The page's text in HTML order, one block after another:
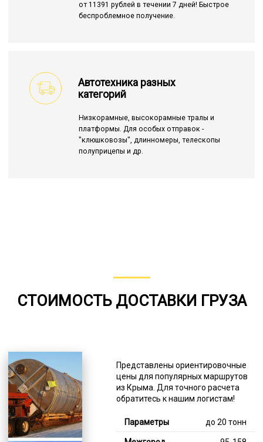
от 11391 рублей в течении 7 дней! Быстрое
беспроблемное получение.
Автотехника разных
категорий
Низкорамные, высокорамные тралы и
платформы. Для особых отправок -
"клюшковозы", длинномеры, телескопы
полуприцепы и др.
СТОИМОСТЬ ДОСТАВКИ ГРУЗА
Представлены ориентировочные
цены для популярных маршрутов
из Крыма. Для точного расчета
обратитесь к нашим логистам!
до 20 тонн